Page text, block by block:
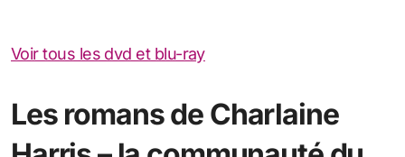
Voir tous les dvd et blu-ray
Les romans de Charlaine